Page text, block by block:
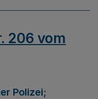
206 vom
Polizei;